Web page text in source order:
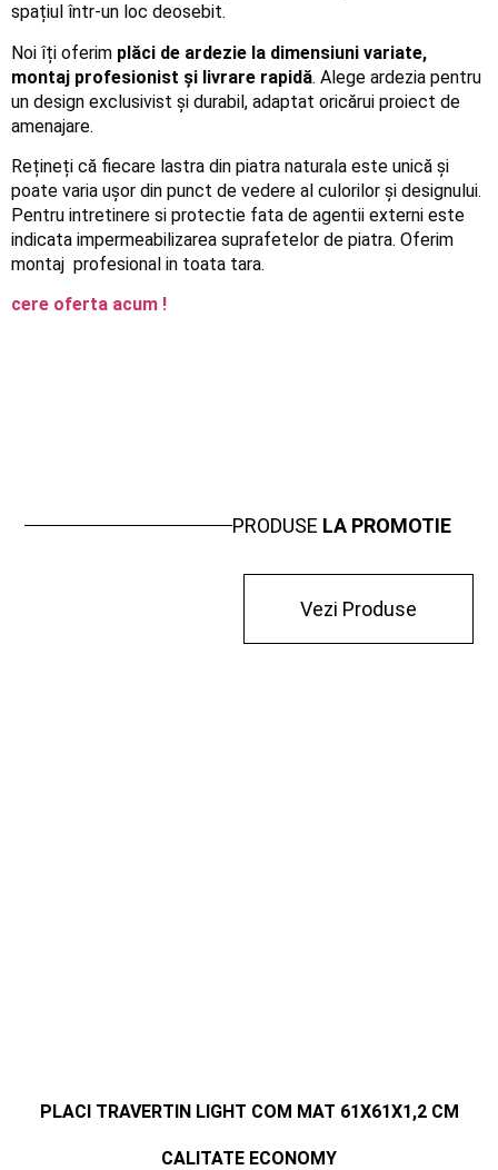
spațiul într-un loc deosebit.
Noi îți oferim plăci de ardezie la dimensiuni variate,
montaj profesionist și livrare rapidă. Alege ardezia pentru
un design exclusivist și durabil, adaptat oricărui proiect de
amenajare.
Rețineți că fiecare lastra din piatra naturala este unică și
poate varia ușor din punct de vedere al culorilor și designului.
Pentru intretinere si protectie fata de agentii externi este
indicata impermeabilizarea suprafetelor de piatra. Oferim
montaj profesional in toata tara.
cere oferta acum !
PRODUSE LA PROMOTIE
Vezi Produse
PLACI TRAVERTIN LIGHT COM MAT 61X61X1,2 CM
CALITATE ECONOMY